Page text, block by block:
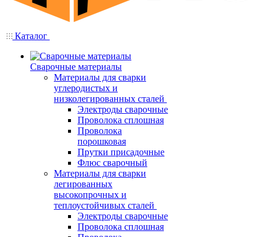
Каталог
Сварочные материалы
Материалы для сварки
углеродистых и
низколегированных сталей
Электроды сварочные
Проволока сплошная
Проволока
порошковая
Прутки присадочные
Флюс сварочный
Материалы для сварки
легированных
высокопрочных и
теплоустойчивых сталей
Электроды сварочные
Проволока сплошная